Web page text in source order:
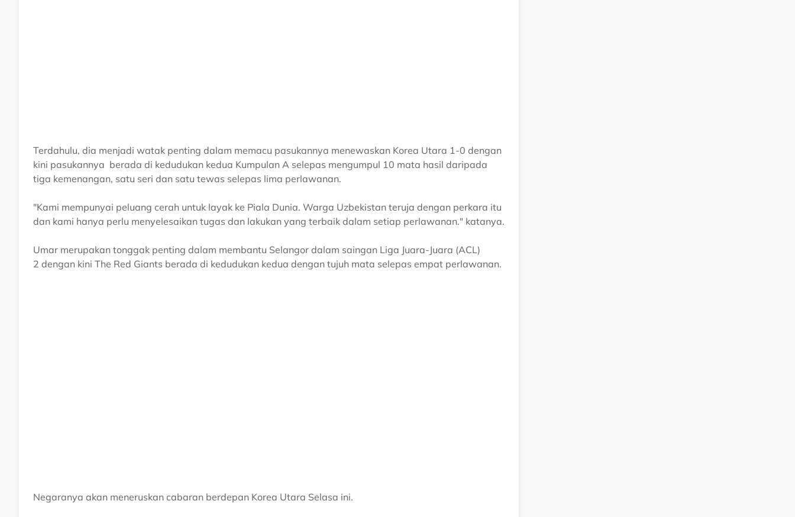
Terdahulu, dia menjadi watak penting dalam memacu pasukannya menewaskan Korea Utara 1-0 dengan
kini pasukannya berada di kedudukan kedua Kumpulan A selepas mengumpul 10 mata hasil daripada
tiga kemenangan, satu seri dan satu tewas selepas lima perlawanan.
"Kami mempunyai peluang cerah untuk layak ke Piala Dunia. Warga Uzbekistan teruja dengan perkara itu
dan kami hanya perlu menyelesaikan tugas dan lakukan yang terbaik dalam setiap perlawanan." katanya.
Umar merupakan tonggak penting dalam membantu Selangor dalam saingan Liga Juara-Juara (ACL)
2 dengan kini The Red Giants berada di kedudukan kedua dengan tujuh mata selepas empat perlawanan.
Negaranya akan meneruskan cabaran berdepan Korea Utara Selasa ini.